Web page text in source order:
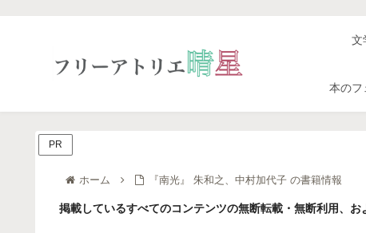
文
本のフ
ホーム 『南光』 朱和之、中村加代子 の書籍情報
掲載しているすべてのコンテンツの無断転載・無断利用、
PR